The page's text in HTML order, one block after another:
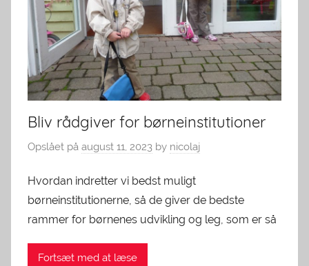
Bliv rådgiver for børneinstitutioner
Opslået på august 11, 2023 by nicolaj
Hvordan indretter vi bedst muligt
børneinstitutionerne, så de giver de bedste
rammer for børnenes udvikling og leg, som er så
Fortsæt med at læse